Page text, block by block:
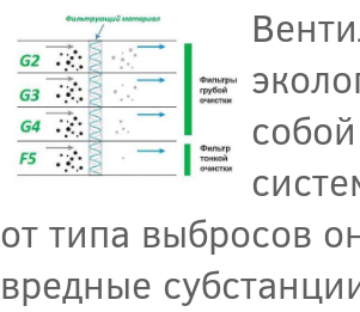
от типа выбросов
вредные